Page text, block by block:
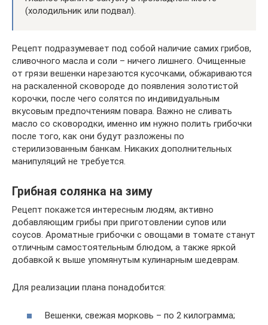
(холодильник или подвал).
Рецепт подразумевает под собой наличие самих грибов,
сливочного масла и соли – ничего лишнего. Очищенные
от грязи вешенки нарезаются кусочками, обжариваются
на раскаленной сковороде до появления золотистой
корочки, после чего солятся по индивидуальным
вкусовым предпочтениям повара. Важно не сливать
масло со сковородки, именно им нужно полить грибочки
после того, как они будут разложены по
стерилизованным банкам. Никаких дополнительных
манипуляций не требуется.
Грибная солянка на зиму
Рецепт покажется интересным людям, активно
добавляющим грибы при приготовлении супов или
соусов. Ароматные грибочки с овощами в томате станут
отличным самостоятельным блюдом, а также яркой
добавкой к выше упомянутым кулинарным шедеврам.
Для реализации плана понадобится:
Вешенки, свежая морковь – по 2 килограмма;